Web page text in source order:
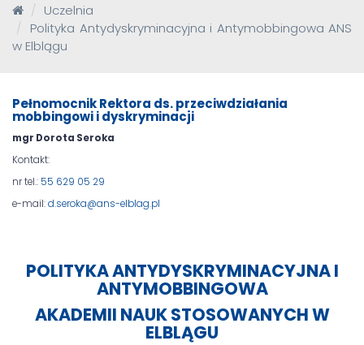
Uczelnia
Polityka Antydyskryminacyjna i Antymobbingowa ANS
w Elblągu
Pełnomocnik Rektora ds. przeciwdziałania
mobbingowi i dyskryminacji
mgr Dorota Seroka
Kontakt:
nr tel.: 55 629 05 29
e-mail:d.seroka@ans-elblag.pl
POLITYKA ANTYDYSKRYMINACYJNA I
ANTYMOBBINGOWA
AKADEMII NAUK STOSOWANYCH W
ELBLĄGU